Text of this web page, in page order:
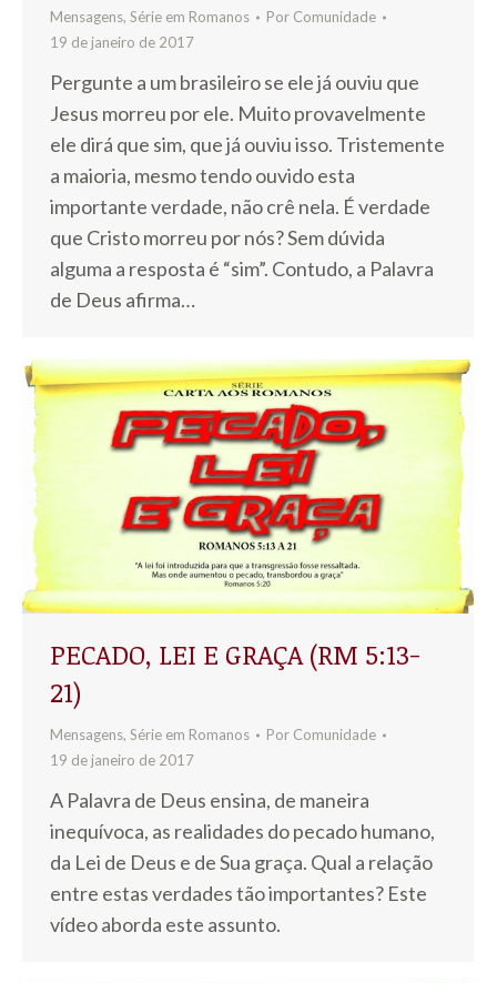
Mensagens, Série em Romanos Por Comunidade
19 de janeiro de 2017
Pergunte a um brasileiro se ele já ouviu que
Jesus morreu por ele. Muito provavelmente
ele dirá que sim, que já ouviu isso. Tristemente
a maioria, mesmo tendo ouvido esta
importante verdade, não crê nela. É verdade
que Cristo morreu por nós? Sem dúvida
alguma a resposta é “sim”. Contudo, a Palavra
de Deus afirma…
PECADO, LEI E GRAÇA (RM 5:13-
21)
Mensagens, Série em Romanos Por Comunidade
19 de janeiro de 2017
A Palavra de Deus ensina, de maneira
inequívoca, as realidades do pecado humano,
da Lei de Deus e de Sua graça. Qual a relação
entre estas verdades tão importantes? Este
vídeo aborda este assunto.